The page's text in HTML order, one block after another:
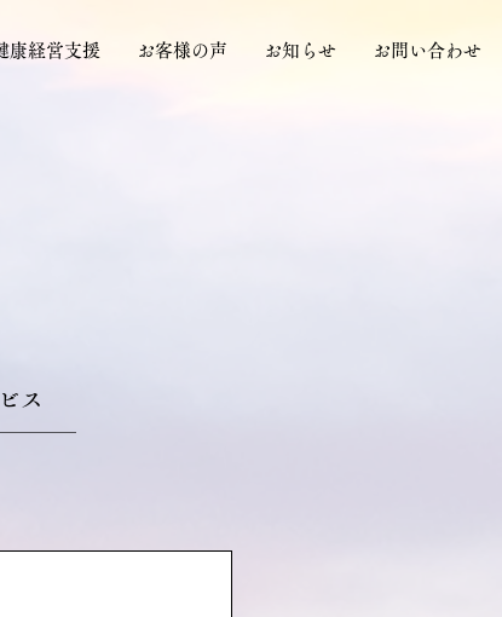
康経営支援 お客様の声 お知らせ お問い合わせ
ス